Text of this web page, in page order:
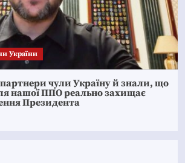
України
чули Україну й знали, що
нашої ППО реально захищає
Президента